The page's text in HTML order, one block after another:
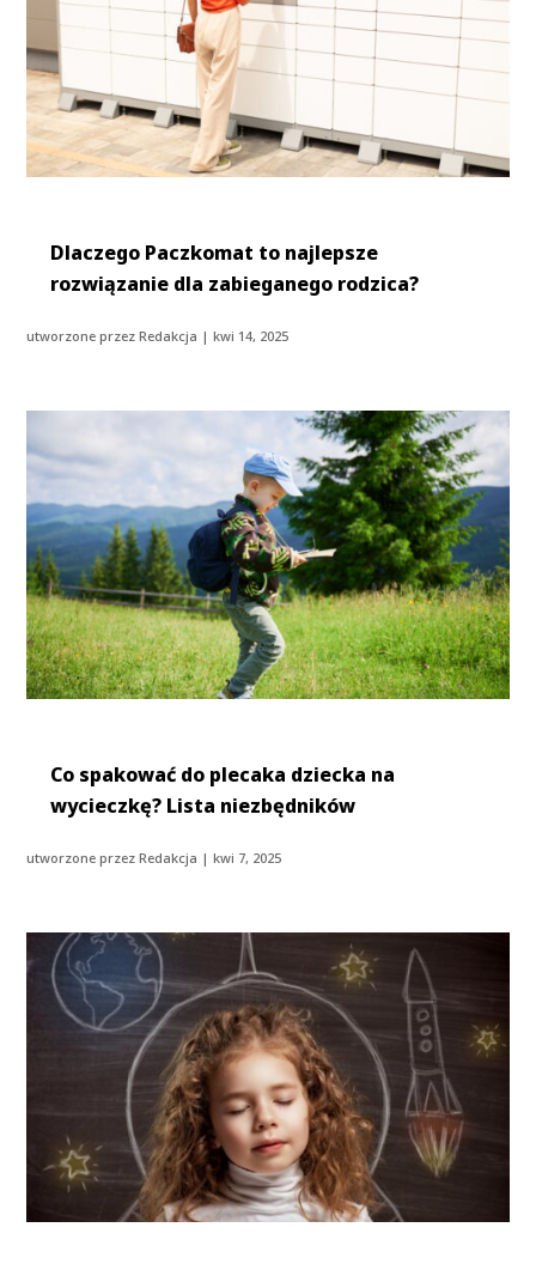
Dlaczego Paczkomat to najlepsze
rozwiązanie dla zabieganego rodzica?
utworzone przezRedakcja |kwi 14, 2025
Co spakować do plecaka dziecka na
wycieczkę? Lista niezbędników
utworzone przezRedakcja |kwi 7, 2025